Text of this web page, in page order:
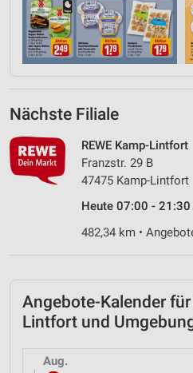
Nächste Filiale
REWE Kamp-Lintfort
Franzstr. 29 B
47475 Kamp-Lintfort
Heute 07:00 - 21:30
482,34 km •
Angebote-Kalender für
Lintfort und
Aug.